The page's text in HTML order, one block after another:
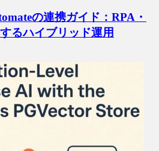
の連携ガイド：RPA・
るハイブリッド運用